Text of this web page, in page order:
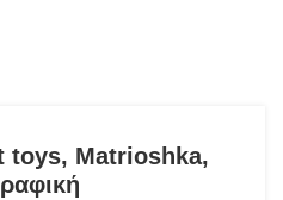
toys, Matrioshka,